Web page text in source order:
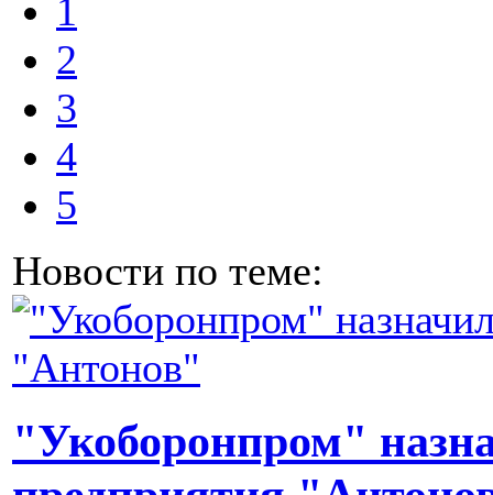
1
2
3
4
5
Новости по теме:
"Укоборонпром"